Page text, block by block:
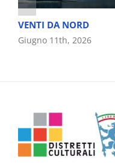
VENTI DA NORD
Giugno 11th, 2026